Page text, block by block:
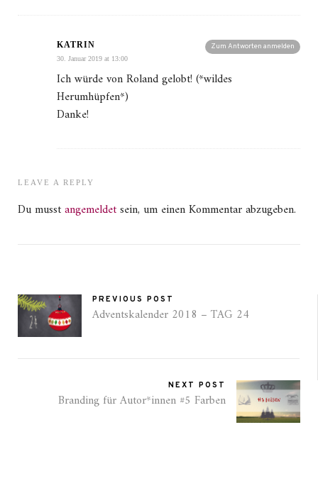
Zum Antworten anmelden
KATRIN
30. Januar 2019 at 13:00
Ich würde von Roland gelobt! (*wildes
Herumhüpfen*)
Danke!
LEAVE A REPLY
Du musstangemeldetsein, um einen Kommentar abzugeben.
PREVIOUS POST
Adventskalender 2018 – TAG 24
NEXT POST
Branding für Autor*innen #5 Farben